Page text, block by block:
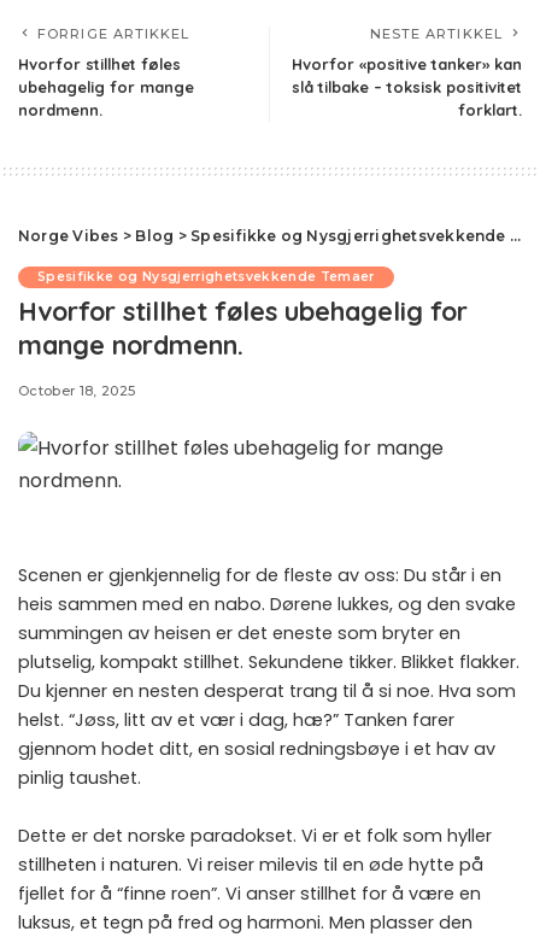
FORRIGE ARTIKKEL
Hvorfor stillhet føles
ubehagelig for mange
nordmenn.
NESTE ARTIKKEL
Hvorfor «positive tanker» kan
slå tilbake – toksisk positivitet
forklart.
Norge Vibes > Blog > Spesifikke og Nysgjerrighetsvekkende Temaer
Spesifikke og Nysgjerrighetsvekkende Temaer
Hvorfor stillhet føles ubehagelig for
mange nordmenn.
October 18, 2025
Scenen er gjenkjennelig for de fleste av oss: Du står i en
heis sammen med en nabo. Dørene lukkes, og den svake
summingen av heisen er det eneste som bryter en
plutselig, kompakt stillhet. Sekundene tikker. Blikket flakker.
Du kjenner en nesten desperat trang til å si noe. Hva som
helst. “Jøss, litt av et vær i dag, hæ?” Tanken farer
gjennom hodet ditt, en sosial redningsbøye i et hav av
pinlig taushet.
Dette er det norske paradokset. Vi er et folk som hyller
stillheten i naturen. Vi reiser milevis til en øde hytte på
fjellet for å “finne roen”. Vi anser stillhet for å være en
luksus, et tegn på fred og harmoni. Men plasser den